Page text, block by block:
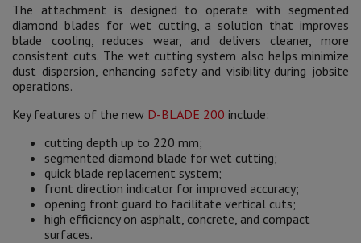
The attachment is designed to operate with segmented
diamond blades for wet cutting, a solution that improves
blade cooling, reduces wear, and delivers cleaner, more
consistent cuts. The wet cutting system also helps minimize
dust dispersion, enhancing safety and visibility during jobsite
operations.
Key features of the new D-BLADE 200 include:
cutting depth up to 220 mm;
segmented diamond blade for wet cutting;
quick blade replacement system;
front direction indicator for improved accuracy;
opening front guard to facilitate vertical cuts;
high efficiency on asphalt, concrete, and compact
surfaces.